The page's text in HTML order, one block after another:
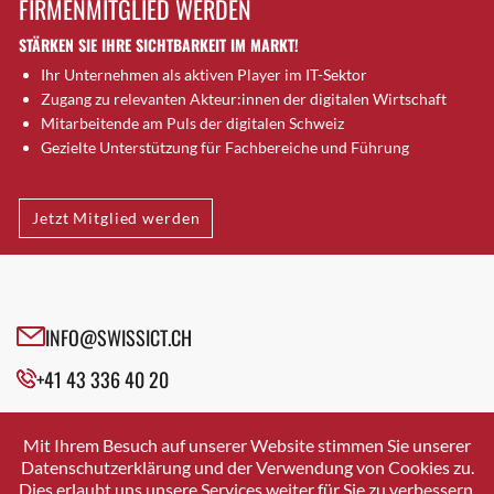
Brütten
Bubendorf
Bubikon
Buchs (SG)
Burgdorf
Bülach
Cazis
Cham
Davos Platz
Davos Platz 1
Dietikon
Dietlikon
FIRMENMITGLIED WERDEN
STÄRKEN SIE IHRE SICHTBARKEIT IM MARKT!
Ihr Unternehmen als aktiven Player im IT-Sektor
Zugang zu relevanten Akteur:innen der digitalen Wirtschaft
Mitarbeitende am Puls der digitalen Schweiz
Gezielte Unterstützung für Fachbereiche und Führung
Jetzt Mitglied werden
INFO@SWISSICT.CH
+41 43 336 40 20
SWISSICT
VULKANSTRASSE 120
8048 ZURICH
Mit Ihrem Besuch auf unserer Website stimmen Sie unserer
Datenschutzerklärung und der Verwendung von Cookies zu.
Dies erlaubt uns unsere Services weiter für Sie zu verbessern.